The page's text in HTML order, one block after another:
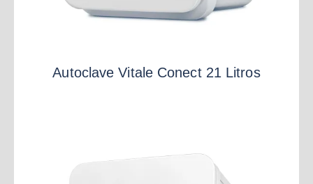
Autoclave Vitale Conect 21 Litros